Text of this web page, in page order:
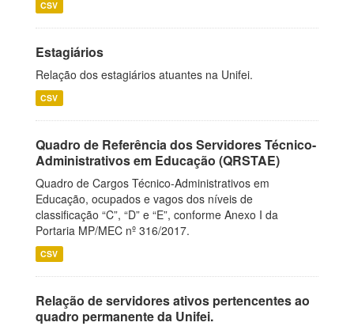
CSV
Estagiários
Relação dos estagiários atuantes na Unifei.
CSV
Quadro de Referência dos Servidores Técnico-
Administrativos em Educação (QRSTAE)
Quadro de Cargos Técnico-Administrativos em
Educação, ocupados e vagos dos níveis de
classificação “C”, “D” e “E”, conforme Anexo I da
Portaria MP/MEC nº 316/2017.
CSV
Relação de servidores ativos pertencentes ao
quadro permanente da Unifei.